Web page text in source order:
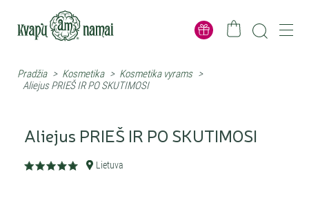
Pradžia > Kosmetika > Kosmetika vyrams >
Aliejus PRIEŠ IR PO SKUTIMOSI
Aliejus PRIEŠ IR PO SKUTIMOSI
Lietuva